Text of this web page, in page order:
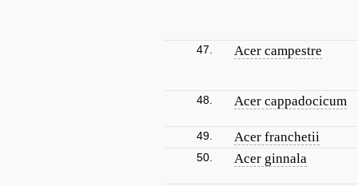
47. Acer campestre
48. Acer cappadocicum
49. Acer franchetii
50. Acer ginnala